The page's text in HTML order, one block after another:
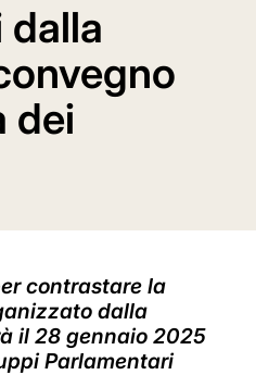
dalla
dei
contrastare la
dalla
il 28 gennaio 2025
Parlamentari